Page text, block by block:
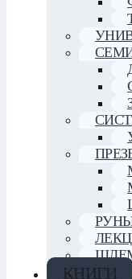
КНИГИ